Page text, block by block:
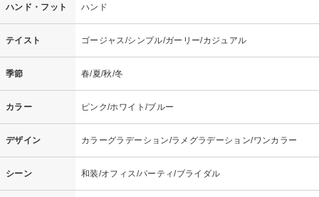
ハンド・フット ハンド
テイスト ゴージャス/シンプル/ガーリー/カジュアル
季節 春/夏/秋/冬
カラー ピンク/ホワイト/ブルー
デザイン カラーグラデーション/ラメグラデーション/ワンカラー
シーン 和装/オフィス/パーティ/ブライダル